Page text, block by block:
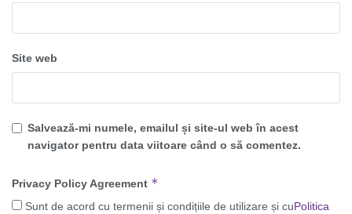
Site web
Salvează-mi numele, emailul și site-ul web în acest
navigator pentru data viitoare când o să comentez.
Privacy Policy Agreement *
Sunt de acord cu termenii și condițiile de utilizare și cuPolitica